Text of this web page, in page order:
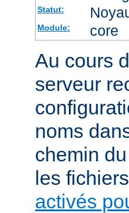
Statut:
Module: core
Au cours
serveur
noms
chemin
les
activés